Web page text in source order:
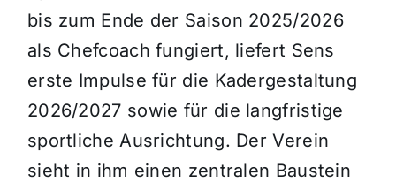
bis zum Ende der Saison 2025/2026
als Chefcoach fungiert, liefert Sens
erste Impulse für die Kadergestaltung
2026/2027 sowie für die langfristige
sportliche Ausrichtung. Der Verein
sieht in ihm einen zentralen Baustein